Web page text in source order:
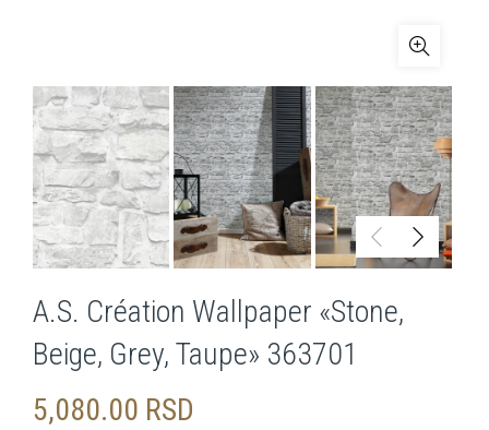
A.S. Création Wallpaper «Stone,
Beige, Grey, Taupe» 363701
5,080.00 RSD